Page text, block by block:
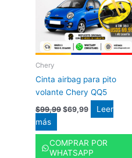
Chery
Cinta airbag para pito
volante Chery QQ5
$99,99 $69,99
Leer
más
COMPRAR POR
WHATSAPP